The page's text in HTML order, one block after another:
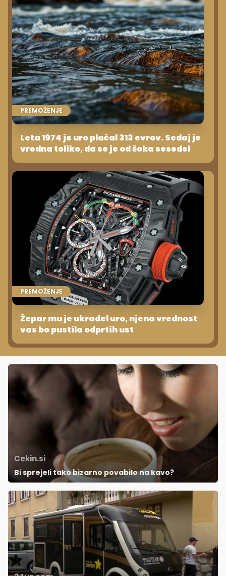
PREMOŽENJE
Leta 1974 je uro plačal 313 evrov. Sedaj je
vredna toliko, da se je od šoka sesedel
PREMOŽENJE
Žepar mu je ukradel uro, njena vrednost
vas bo pustila odprtih ust
Cekin.si
Bi sprejeli tako bizarno povabilo na kavo?